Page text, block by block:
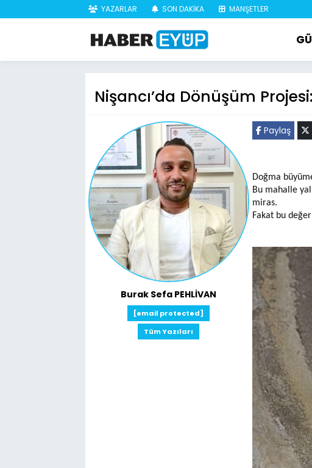
YAZARLAR SON DAKİKA MANŞETLER
Nişancı’da Dönüşüm
Burak Sefa PEHLİVAN
[email protected]
Tüm Yazıları
Paylaş
Doğma
Bu mahalle
miras.
Fakat bu